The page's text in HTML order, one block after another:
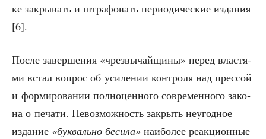
ке закры­вать и штра­фо­вать пери­о­ди­че­ские изда­ния
[6].
После завер­ше­ния «чрез­вы­чай­щи­ны» перед вла­стя­
ми встал вопрос об уси­ле­нии кон­тро­ля над прес­сой
и фор­ми­ро­ва­нии пол­но­цен­но­го совре­мен­но­го зако­
на о печа­ти. Невоз­мож­ность закрыть неугод­ное
изда­ние «бук­валь­но беси­ла» наи­бо­лее реак­ци­он­ные